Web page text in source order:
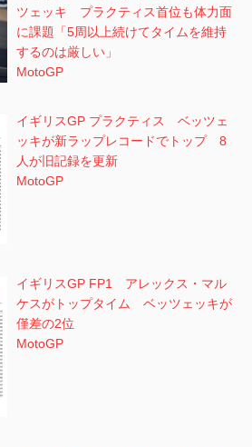
ツェッキ プラクティス首位も体力面
に課題「5周以上続けてタイムを維持
するのは厳しい」
MotoGP
イギリスGP プラクティス ベッツェ
ッキが新ラップレコードでトップ 8
人が旧記録を更新
MotoGP
イギリスGP FP1 アレックス・マル
ケスがトップタイム ベッツェッキが
僅差の2位
MotoGP